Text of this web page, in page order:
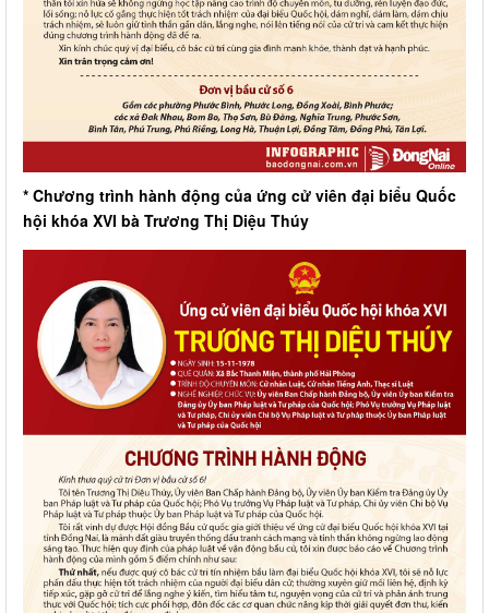
* Chương trình hành động của ứng cử viên đại biểu Quốc
hội khóa XVI bà Trương Thị Diệu Thúy